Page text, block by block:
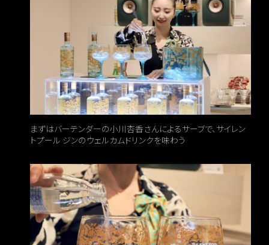
まずはバーテンダーの小川杏香さんによるサーブで、サイレン
トプール ジンのウェルカムドリンクを味わう